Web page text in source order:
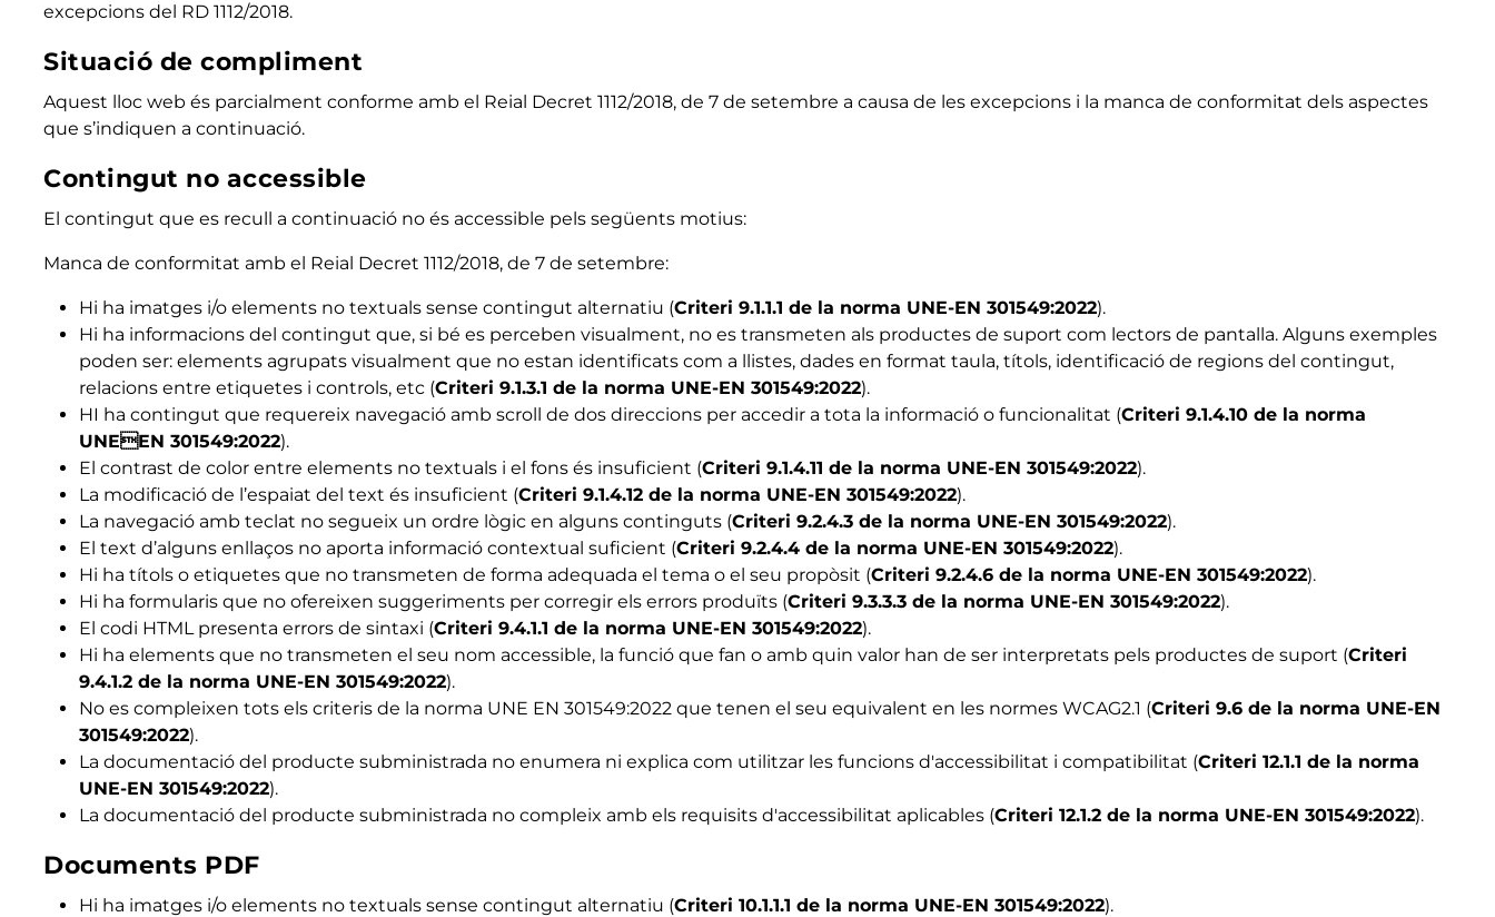
excepcions del RD 1112/2018.
Situació de compliment
Aquest lloc web és parcialment conforme amb el Reial Decret 1112/2018, de 7 de setembre a causa de les excepcions i la manca de conformitat dels aspectes
que s’indiquen a continuació.
Contingut no accessible
El contingut que es recull a continuació no és accessible pels següents motius:
Manca de conformitat amb el Reial Decret 1112/2018, de 7 de setembre:
Hi ha imatges i/o elements no textuals sense contingut alternatiu (Criteri 9.1.1.1 de la norma UNE-EN 301549:2022).
Hi ha informacions del contingut que, si bé es perceben visualment, no es transmeten als productes de suport com lectors de pantalla. Alguns exemples
poden ser: elements agrupats visualment que no estan identificats com a llistes, dades en format taula, títols, identificació de regions del contingut,
relacions entre etiquetes i controls, etc (Criteri 9.1.3.1 de la norma UNE-EN 301549:2022).
HI ha contingut que requereix navegació amb scroll de dos direccions per accedir a tota la informació o funcionalitat (Criteri 9.1.4.10 de la norma
UNEEN 301549:2022).
El contrast de color entre elements no textuals i el fons és insuficient (Criteri 9.1.4.11 de la norma UNE-EN 301549:2022).
La modificació de l’espaiat del text és insuficient (Criteri 9.1.4.12 de la norma UNE-EN 301549:2022).
La navegació amb teclat no segueix un ordre lògic en alguns continguts (Criteri 9.2.4.3 de la norma UNE-EN 301549:2022).
El text d’alguns enllaços no aporta informació contextual suficient (Criteri 9.2.4.4 de la norma UNE-EN 301549:2022).
Hi ha títols o etiquetes que no transmeten de forma adequada el tema o el seu propòsit (Criteri 9.2.4.6 de la norma UNE-EN 301549:2022).
Hi ha formularis que no ofereixen suggeriments per corregir els errors produïts (Criteri 9.3.3.3 de la norma UNE-EN 301549:2022).
El codi HTML presenta errors de sintaxi (Criteri 9.4.1.1 de la norma UNE-EN 301549:2022).
Hi ha elements que no transmeten el seu nom accessible, la funció que fan o amb quin valor han de ser interpretats pels productes de suport (Criteri
9.4.1.2 de la norma UNE-EN 301549:2022).
No es compleixen tots els criteris de la norma UNE EN 301549:2022 que tenen el seu equivalent en les normes WCAG2.1 (Criteri 9.6 de la norma UNE-EN
301549:2022).
La documentació del producte subministrada no enumera ni explica com utilitzar les funcions d'accessibilitat i compatibilitat (Criteri 12.1.1 de la norma
UNE-EN 301549:2022).
La documentació del producte subministrada no compleix amb els requisits d'accessibilitat aplicables (Criteri 12.1.2 de la norma UNE-EN 301549:2022).
Documents PDF
Hi ha imatges i/o elements no textuals sense contingut alternatiu (Criteri 10.1.1.1 de la norma UNE-EN 301549:2022).